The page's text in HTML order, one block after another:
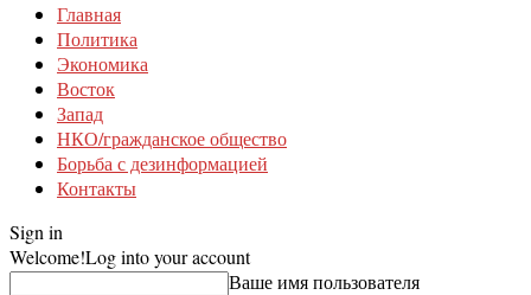
Главная
Политика
Экономика
Восток
Запад
НКО/гражданское общество
Борьба с дезинформацией
Контакты
Sign in
Welcome!Log into your account
Ваше имя пользователя